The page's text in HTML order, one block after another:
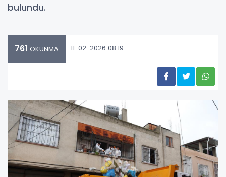
bulundu.
761 OKUNMA 11-02-2026 08:19